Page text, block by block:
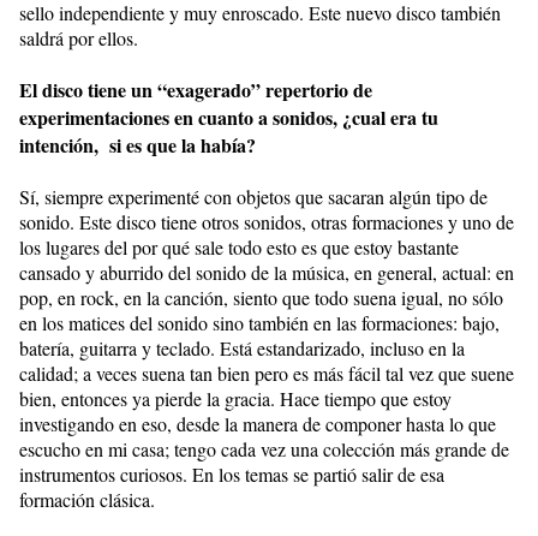
sello independiente y muy enroscado. Este nuevo disco también
saldrá por ellos.
El disco tiene un “exagerado” repertorio de
experimentaciones en cuanto a sonidos, ¿cual era tu
intención, si es que la había?
Sí, siempre experimenté con objetos que sacaran algún tipo de
sonido. Este disco tiene otros sonidos, otras formaciones y uno de
los lugares del por qué sale todo esto es que estoy bastante
cansado y aburrido del sonido de la música, en general, actual: en
pop, en rock, en la canción, siento que todo suena igual, no sólo
en los matices del sonido sino también en las formaciones: bajo,
batería, guitarra y teclado. Está estandarizado, incluso en la
calidad; a veces suena tan bien pero es más fácil tal vez que suene
bien, entonces ya pierde la gracia. Hace tiempo que estoy
investigando en eso, desde la manera de componer hasta lo que
escucho en mi casa; tengo cada vez una colección más grande de
instrumentos curiosos. En los temas se partió salir de esa
formación clásica.